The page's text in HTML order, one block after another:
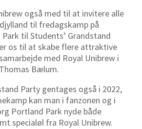
også med til at invitere alle
til fredagskamp på
til Students’ Grandstand
os til at skabe flere attraktive
med Royal Unibrew i
Bælum.
Party gentages også i 2022,
kan man i fanzonen og i
Portland Park nyde både
specialøl fra Royal Unibrew.